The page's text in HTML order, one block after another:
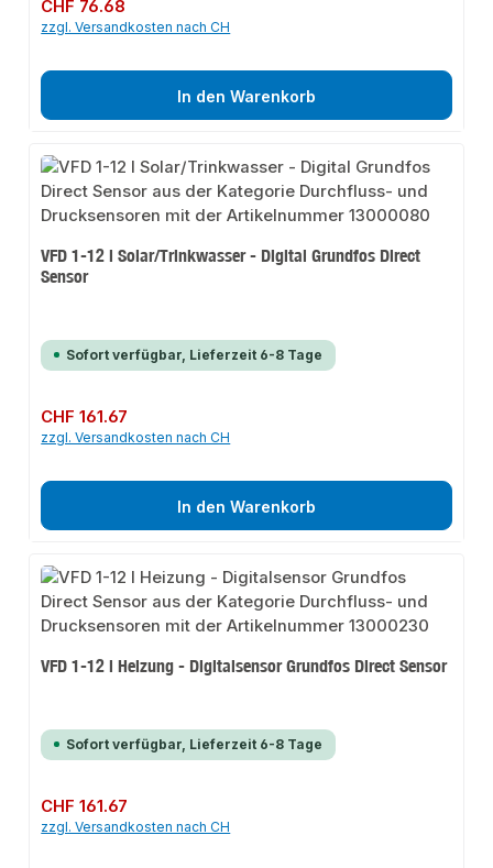
CHF 76.68
zzgl. Versandkosten nach CH
In den Warenkorb
VFD 1-12 l Solar/Trinkwasser - Digital Grundfos Direct
Sensor
Sofort verfügbar, Lieferzeit 6-8 Tage
Regulärer Preis:
CHF 161.67
zzgl. Versandkosten nach CH
In den Warenkorb
VFD 1-12 l Heizung - Digitalsensor Grundfos Direct Sensor
Sofort verfügbar, Lieferzeit 6-8 Tage
Regulärer Preis:
CHF 161.67
zzgl. Versandkosten nach CH